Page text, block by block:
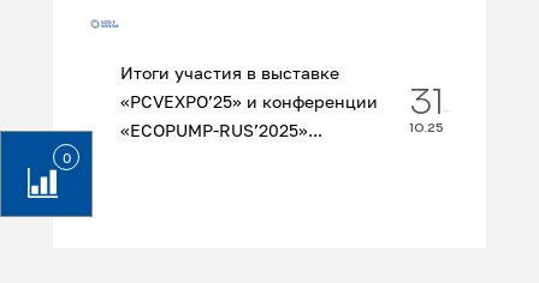
0
Итоги участия в выставке
«PCVEXPO’25» и конференции
«ECOPUMP‑RUS’2025»...
31
10.25